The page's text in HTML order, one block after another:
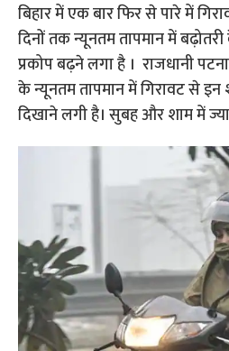
बिहार में एक बार फिर से पारे में
दिनों तक न्यूनतम तापमान में
प्रकोप बढ़ने लगा है । राजधानी
के न्यूनतम तापमान में गिरावट से इन
दिखाने लगी है। सुबह और शाम में